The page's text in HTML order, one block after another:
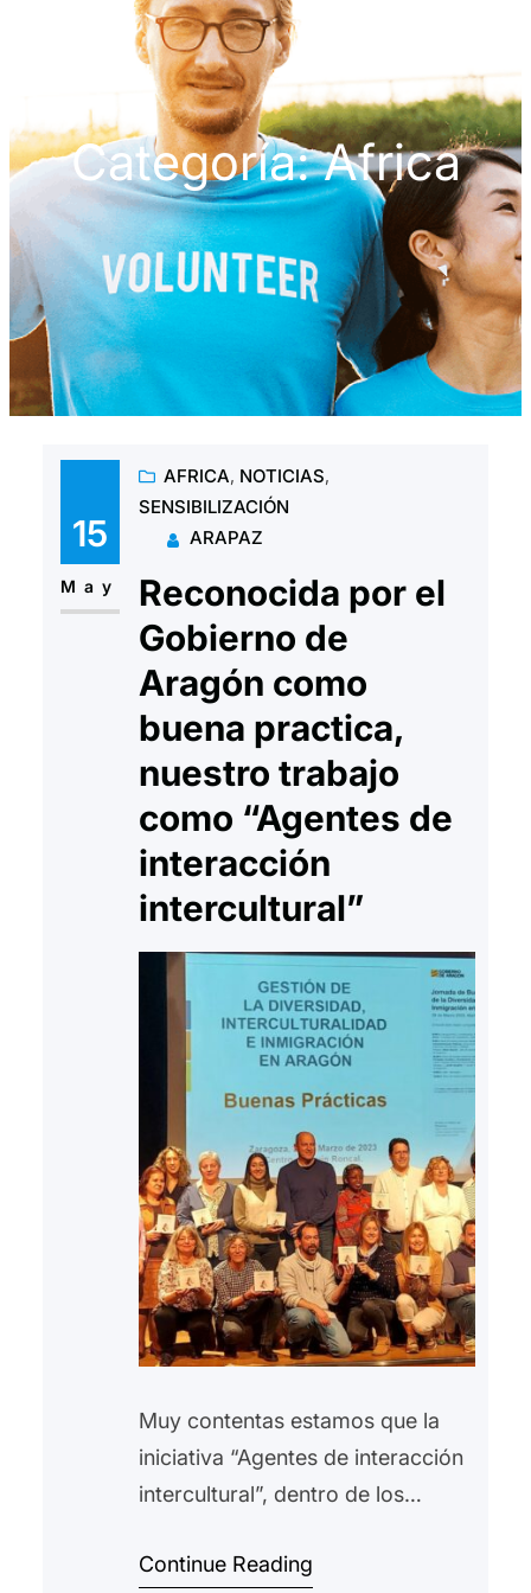
Categoría:Africa
15
May
AFRICA, NOTICIAS
SENSIBILIZACIÓN
ARAPAZ
Reconocida por el
Gobierno de
Aragón como
buena practica,
nuestro trabajo
como “Agentes de
interacción
intercultural”
Muy contentas estamos que la
iniciativa “Agentes de interacción
intercultural”, dentro de los
laboral que llevamos a cabo en
Continue Reading